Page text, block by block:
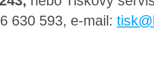
630 593, e-mail: